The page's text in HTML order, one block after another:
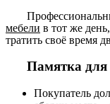
мебели в тот же
тратить своё время
Памятка для
Покупатель